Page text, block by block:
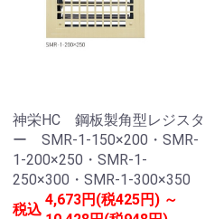
神栄HC 鋼板製角型レジスタ
ー SMR-1-150×200・SMR-
1-200×250・SMR-1-
250×300・SMR-1-300×350
税込
4,673円(税425円) ～